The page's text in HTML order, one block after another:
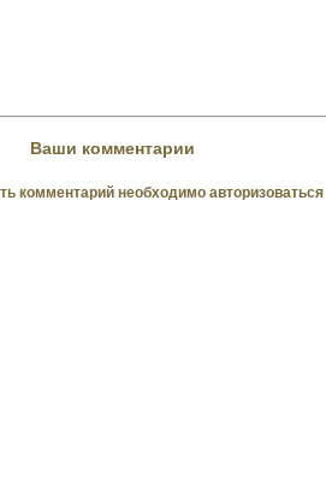
Ваши комментарии
комментарий необходимо авторизоваться